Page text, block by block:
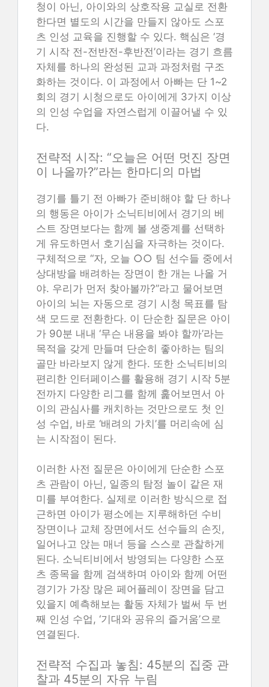
청이 아닌, 아이와의 상호작용 교실로 전환
한다면 별도의 시간을 만들지 않아도 스포
츠 인성 교육을 진행할 수 있다. 핵심은 ‘경
기 시작 전-전반전-후반전’이라는 경기 흐름
자체를 하나의 완성된 교과 과정처럼 구조
화하는 것이다. 이 과정에서 아빠는 단 1~2
회의 경기 시청으로도 아이에게 3가지 이상
의 인성 수업을 자연스럽게 이끌어낼 수 있
다.
전략적 시작: “오늘은 어떤 멋진 장면
이 나올까?”라는 한마디의 마법
경기를 틀기 전 아빠가 준비해야 할 단 하나
의 행동은 아이가 소닉티비에서 경기의 베
스트 장면보다는 함께 볼 생중계를 선택하
게 유도하면서 호기심을 자극하는 것이다.
구체적으로 “자, 오늘 ○○ 팀 선수들 중에서
상대방을 배려하는 장면이 한 개는 나올 거
야. 우리가 먼저 찾아볼까?”라고 물어보면
아이의 뇌는 자동으로 경기 시청 목표를 탐
색 모드로 전환한다. 이 단순한 질문은 아이
가 90분 내내 ‘무슨 내용을 봐야 할까’라는
목적을 갖게 만들며 단순히 좋아하는 팀의
골만 바라보지 않게 한다. 또한 소닉티비의
편리한 인터페이스를 활용해 경기 시작 5분
전까지 다양한 리그를 함께 훑어보면서 아
이의 관심사를 캐치하는 것만으로도 첫 인
성 수업, 바로 ‘배려의 가치’를 머리속에 심
는 시작점이 된다.
이러한 사전 질문은 아이에게 단순한 스포
츠 관람이 아닌, 일종의 탐정 놀이 같은 재
미를 부여한다. 실제로 이러한 방식으로 접
근하면 아이가 평소에는 지루해하던 수비
장면이나 교체 장면에서도 선수들의 손짓,
일어나고 앉는 매너 등을 스스로 관찰하게
된다. 소닉티비에서 방영되는 다양한 스포
츠 종목을 함께 검색하며 아이와 함께 어떤
경기가 가장 많은 페어플레이 장면을 담고
있을지 예측해보는 활동 자체가 벌써 두 번
째 인성 수업, ‘기대와 공유의 즐거움’으로
연결된다.
전략적 수집과 놓침: 45분의 집중 관
찰과 45분의 자유 누림